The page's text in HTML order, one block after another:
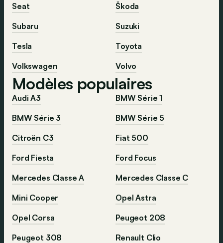
Seat
Škoda
Subaru
Suzuki
Tesla
Toyota
Volkswagen
Volvo
Modèles populaires
Audi A3
BMW Série 1
BMW Série 3
BMW Série 5
Citroën C3
Fiat 500
Ford Fiesta
Ford Focus
Mercedes Classe A
Mercedes Classe C
Mini Cooper
Opel Astra
Opel Corsa
Peugeot 208
Peugeot 308
Renault Clio